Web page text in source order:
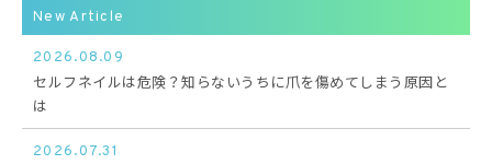
New Article
2026.08.09
セルフネイルは危険？知らないうちに爪を傷めてしまう原因と
は
2026.07.31